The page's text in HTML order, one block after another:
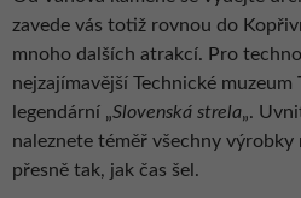
zavede vás totiž rovnou do
mnoho dalších atrakcí. Pro
nejzajímavější Technické muzeum
legendární „Slovenská strela„.
naleznete téměř všechny
přesně tak, jak čas šel.